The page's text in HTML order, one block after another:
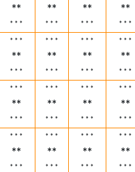
**
* * *
**
* * *
**
* * *
**
* * *
* * *
**
* * *
* * *
**
* * *
* * *
**
* * *
* * *
**
* * *
* * *
**
* * *
* * *
**
* * *
* * *
**
* * *
* * *
**
* * *
* * *
**
* * *
* * *
**
* * *
* * *
**
* * *
* * *
**
* * *